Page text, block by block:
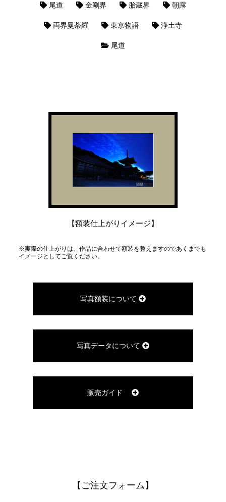
尾道 金剛界 胎蔵界 朝露
両界曼荼羅 東京物語 浄土寺
尾道
【額装仕上がりイメージ】
※実際の仕上がりは、作品に合わせて額装を整えますのであくまでも
イメージとしてご覧ください。
写真額装について
写真データについて
販売ガイド
【ご注文フォーム】